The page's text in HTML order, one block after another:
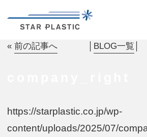
«前の記事へ BLOG一覧
https://starplastic.co.jp/wp-
content/uploads/2025/07/